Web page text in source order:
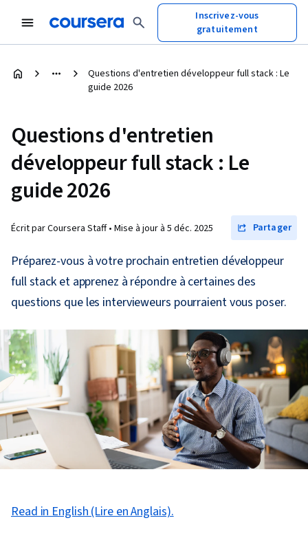
Inscrivez-vous
gratuitement
Questions d'entretien développeur full stack : Le
guide 2026
Questions d'entretien
développeur full stack : Le
guide 2026
Écrit par Coursera Staff • Mise à jour à 5 déc. 2025 Partager
Préparez-vous à votre prochain entretien développeur
full stack et apprenez à répondre à certaines des
questions que les intervieweurs pourraient vous poser.
Read in English (Lire en Anglais).